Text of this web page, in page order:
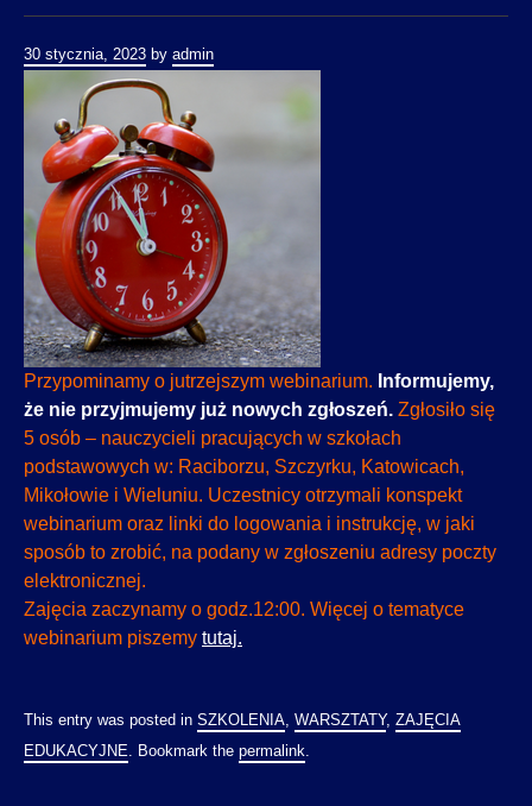
30 stycznia, 2023 by admin
Przypominamy o jutrzejszym webinarium. Informujemy,
że nie przyjmujemy już nowych zgłoszeń. Zgłosiło się
5 osób – nauczycieli pracujących w szkołach
podstawowych w: Raciborzu, Szczyrku, Katowicach,
Mikołowie i Wieluniu. Uczestnicy otrzymali konspekt
webinarium oraz linki do logowania i instrukcję, w jaki
sposób to zrobić, na podany w zgłoszeniu adresy poczty
elektronicznej.
Zajęcia zaczynamy o godz.12:00. Więcej o tematyce
webinarium piszemy tutaj.
This entry was posted in SZKOLENIA WARSZTATY, ZAJĘCIA
EDUKACYJNE . Bookmark the permalink